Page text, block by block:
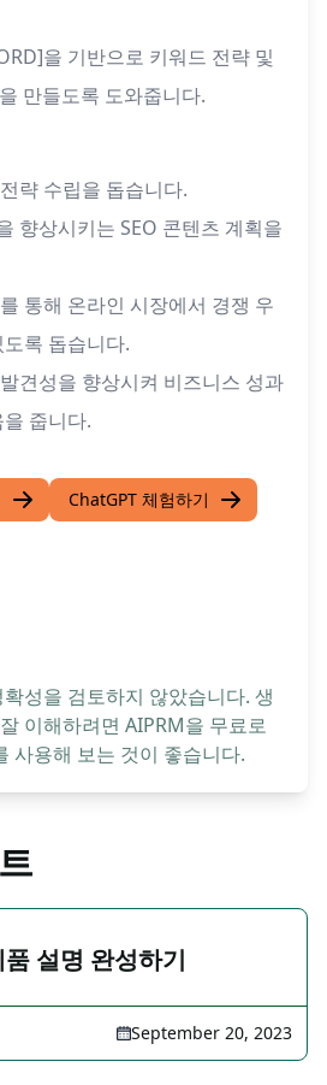
을 기반으로 키워드 전략 및
만들도록 도와줍니다.
략 수립을 돕습니다.
향상시키는 SEO 콘텐츠 계획을
통해 온라인 시장에서 경쟁 우
록 돕습니다.
견성을 향상시켜 비즈니스 성과
줍니다.
ChatGPT 체험하기
성을 검토하지 않았습니다. 생
이해하려면 AIPRM을 무료로
사용해 보는 것이 좋습니다.
설명 완성하기
September 20, 2023